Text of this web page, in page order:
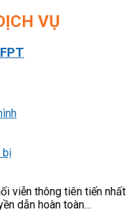
bị
VỤ
viễn thông tiên tiến nhất
dẫn hoàn toàn…